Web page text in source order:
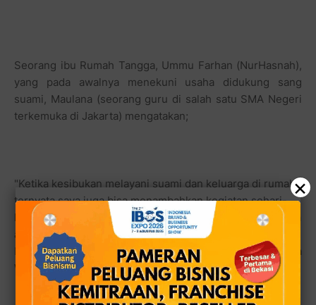
Seorang ibu Rumah Tangga, Ummu Farhan (NurHasnah),
yang pada awalnya menekuni usaha didukung sang
suami, Maulana (seorang guru di salah satu SMA Negeri
terkemuka di Jakarta) mengatakan;
"Ketika kesibukan melayani suami dan keluarga di rumah
ternyata saya juga bisa menambahkan kegiatan sehari-
hari dengan peluang bisnis mudah, maka kami sekeluarga
atas izin suami saya mulai buka usaha Teh Tarik Jelly.
Kami memberi nama Samara, singkatan istilah Sakinah ma
Waddah wa Rahmah.'
×